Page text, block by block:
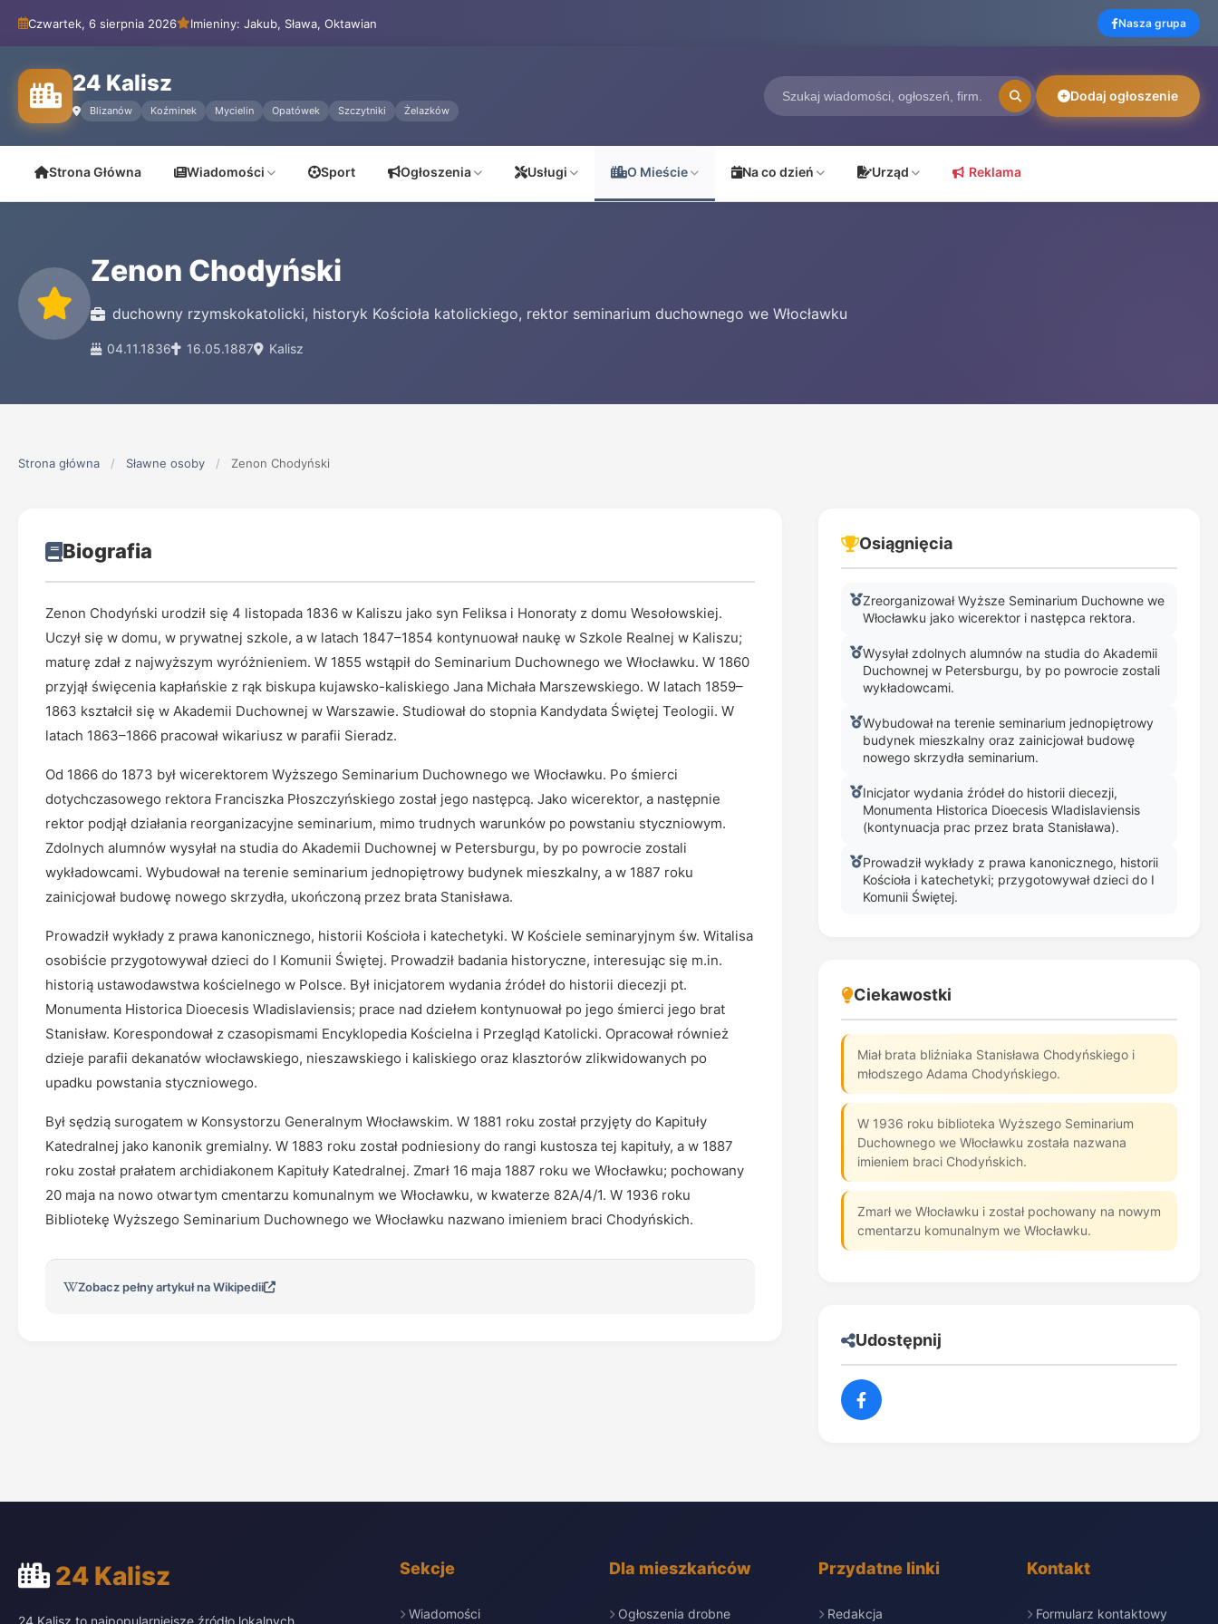
Czwartek, 6 sierpnia 2026 Imieniny: Jakub, Sława, Oktawian Nasza grupa
24 Kalisz
Blizanów Koźminek Mycielin Opatówek Szczytniki Żelazków
Dodaj ogłoszenie
Strona Główna Wiadomości Sport Ogłoszenia Usługi O Mieście Na co dzień Urząd Reklama
Zenon Chodyński
duchowny rzymskokatolicki, historyk Kościoła katolickiego, rektor seminarium duchownego we Włocławku
04.11.1836 16.05.1887 Kalisz
Strona główna / Sławne osoby / Zenon Chodyński
Biografia
Zenon Chodyński urodził się 4 listopada 1836 w Kaliszu jako syn Feliksa i Honoraty z domu Wesołowskiej.
Uczył się w domu, w prywatnej szkole, a w latach 1847–1854 kontynuował naukę w Szkole Realnej w Kaliszu;
maturę zdał z najwyższym wyróżnieniem. W 1855 wstąpił do Seminarium Duchownego we Włocławku. W 1860
przyjął święcenia kapłańskie z rąk biskupa kujawsko-kaliskiego Jana Michała Marszewskiego. W latach 1859–
1863 kształcił się w Akademii Duchownej w Warszawie. Studiował do stopnia Kandydata Świętej Teologii. W
latach 1863–1866 pracował wikariusz w parafii Sieradz.
Od 1866 do 1873 był wicerektorem Wyższego Seminarium Duchownego we Włocławku. Po śmierci
dotychczasowego rektora Franciszka Płoszczyńskiego został jego następcą. Jako wicerektor, a następnie
rektor podjął działania reorganizacyjne seminarium, mimo trudnych warunków po powstaniu styczniowym.
Zdolnych alumnów wysyłał na studia do Akademii Duchownej w Petersburgu, by po powrocie zostali
wykładowcami. Wybudował na terenie seminarium jednopiętrowy budynek mieszkalny, a w 1887 roku
zainicjował budowę nowego skrzydła, ukończoną przez brata Stanisława.
Prowadził wykłady z prawa kanonicznego, historii Kościoła i katechetyki. W Kościele seminaryjnym św. Witalisa
osobiście przygotowywał dzieci do I Komunii Świętej. Prowadził badania historyczne, interesując się m.in.
historią ustawodawstwa kościelnego w Polsce. Był inicjatorem wydania źródeł do historii diecezji pt.
Monumenta Historica Dioecesis Wladislaviensis; prace nad dziełem kontynuował po jego śmierci jego brat
Stanisław. Korespondował z czasopismami Encyklopedia Kościelna i Przegląd Katolicki. Opracował również
dzieje parafii dekanatów włocławskiego, nieszawskiego i kaliskiego oraz klasztorów zlikwidowanych po
upadku powstania styczniowego.
Był sędzią surogatem w Konsystorzu Generalnym Włocławskim. W 1881 roku został przyjęty do Kapituły
Katedralnej jako kanonik gremialny. W 1883 roku został podniesiony do rangi kustosza tej kapituły, a w 1887
roku został prałatem archidiakonem Kapituły Katedralnej. Zmarł 16 maja 1887 roku we Włocławku; pochowany
20 maja na nowo otwartym cmentarzu komunalnym we Włocławku, w kwaterze 82A/4/1. W 1936 roku
Bibliotekę Wyższego Seminarium Duchownego we Włocławku nazwano imieniem braci Chodyńskich.
Zobacz pełny artykuł na Wikipedii
Osiągnięcia
Zreorganizował Wyższe Seminarium Duchowne we
Włocławku jako wicerektor i następca rektora.
Wysyłał zdolnych alumnów na studia do Akademii
Duchownej w Petersburgu, by po powrocie zostali
wykładowcami.
Wybudował na terenie seminarium jednopiętrowy
budynek mieszkalny oraz zainicjował budowę
nowego skrzydła seminarium.
Inicjator wydania źródeł do historii diecezji,
Monumenta Historica Dioecesis Wladislaviensis
(kontynuacja prac przez brata Stanisława).
Prowadził wykłady z prawa kanonicznego, historii
Kościoła i katechetyki; przygotowywał dzieci do I
Komunii Świętej.
Ciekawostki
Miał brata bliźniaka Stanisława Chodyńskiego i
młodszego Adama Chodyńskiego.
W 1936 roku biblioteka Wyższego Seminarium
Duchownego we Włocławku została nazwana
imieniem braci Chodyńskich.
Zmarł we Włocławku i został pochowany na nowym
cmentarzu komunalnym we Włocławku.
Udostępnij
24 Kalisz
24 Kalisz to najpopularniejsze źródło lokalnych
Sekcje
Wiadomości
Dla mieszkańców
Ogłoszenia drobne
Przydatne linki
Redakcja
Kontakt
Formularz kontaktowy